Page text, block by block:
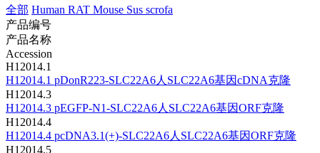
全部 Human RAT Mouse Sus scrofa
产品编号
产品名称
Accession
H12014.1
H12014.1 pDonR223-SLC22A6人SLC22A6基因cDNA克隆
H12014.3
H12014.3 pEGFP-N1-SLC22A6人SLC22A6基因ORF克隆
H12014.4
H12014.4 pcDNA3.1(+)-SLC22A6人SLC22A6基因ORF克隆
H12014.5